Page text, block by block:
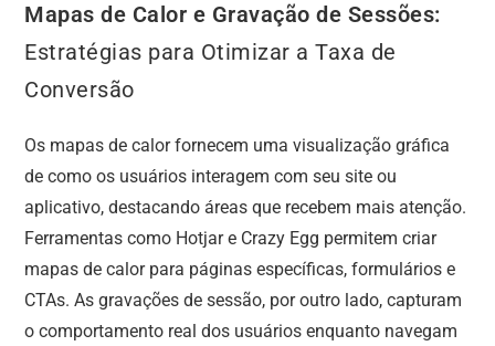
Mapas de Calor e Gravação de Sessões:
Estratégias para Otimizar a Taxa de
Conversão
Os mapas de calor fornecem uma visualização gráfica
de como os usuários interagem com seu site ou
aplicativo, destacando áreas que recebem mais atenção.
Ferramentas como Hotjar e Crazy Egg permitem criar
mapas de calor para páginas específicas, formulários e
CTAs. As gravações de sessão, por outro lado, capturam
o comportamento real dos usuários enquanto navegam